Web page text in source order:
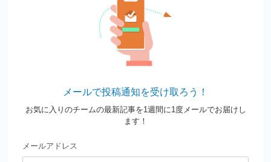
メールで投稿通知を受け取ろう！
お気に入りのチームの最新記事を1週間に1度メールでお届けし
ます！
メールアドレス